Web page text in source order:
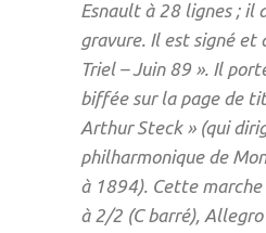
Esnault à 28 lignes ; il
gravure. Il est signé et
Triel – Juin 89 ». Il
biffée sur la page de
Arthur Steck » (qui
philharmonique de
à 1894). Cette marche
à 2/2 (C barré), Allegro